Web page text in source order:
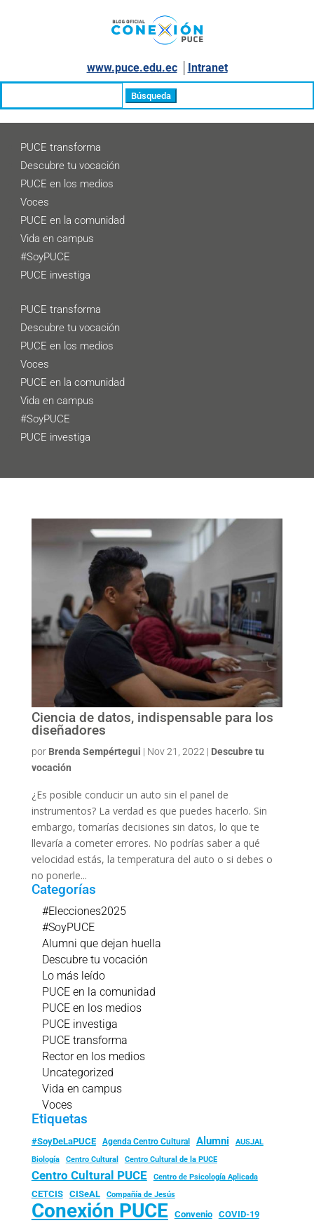
www.puce.edu.ec│ Intranet
PUCE transforma
Descubre tu vocación
PUCE en los medios
Voces
PUCE en la comunidad
Vida en campus
#SoyPUCE
PUCE investiga
PUCE transforma
Descubre tu vocación
PUCE en los medios
Voces
PUCE en la comunidad
Vida en campus
#SoyPUCE
PUCE investiga
Ciencia de datos, indispensable para los
diseñadores
por Brenda Sempértegui | Nov 21, 2022 | Descubre tu
vocación
¿Es posible conducir un auto sin el panel de
instrumentos? La verdad es que puedes hacerlo. Sin
embargo, tomarías decisiones sin datos, lo que te
llevaría a cometer errores. No podrías saber a qué
velocidad estás, la temperatura del auto o si debes o
no ponerle...
Categorías
#Elecciones2025
#SoyPUCE
Alumni que dejan huella
Descubre tu vocación
Lo más leído
PUCE en la comunidad
PUCE en los medios
PUCE investiga
PUCE transforma
Rector en los medios
Uncategorized
Vida en campus
Voces
Etiquetas
#SoyDeLaPUCE Agenda Centro Cultural Alumni
AUSJAL
Biología
Centro Cultural Centro Cultural de la PUCE
Centro Cultural PUCE Centro de Psicología Aplicada
CETCIS CISeAL Compañía de Jesús
Conexión PUCE Convenio
COVID-19